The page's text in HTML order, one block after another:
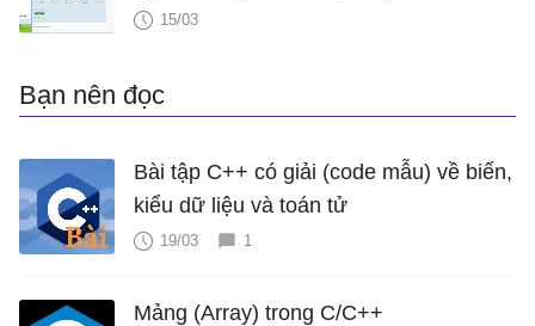
15/03
Bạn nên đọc
Bài tập C++ có giải (code mẫu) về biến,
kiểu dữ liệu và toán tử
19/03 1
Mảng (Array) trong C/C++